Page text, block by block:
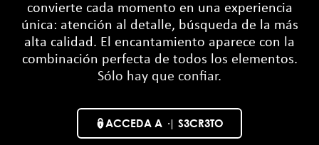
convierte cada momento en una experiencia
única: atención al detalle, búsqueda de la más
alta calidad. El encantamiento aparece con la
combinación perfecta de todos los elementos.
Sólo hay que confiar.
ACCEDA A ·| S3CR3TO